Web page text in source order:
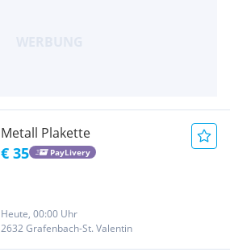
Metall Plakette
€ 35 PayLivery
Heute, 00:00 Uhr
2632 Grafenbach-St. Valentin